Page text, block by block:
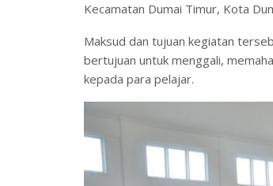
Kecamatan Dumai Timur, Kota
Maksud dan tujuan kegiatan
bertujuan untuk menggali,
kepada para pelajar.